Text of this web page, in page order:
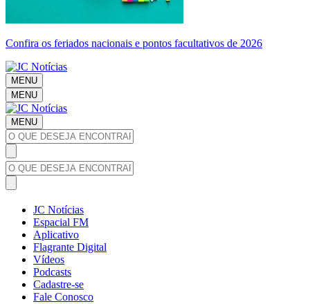
Confira os feriados nacionais e pontos facultativos de 2026
MENU
MENU
MENU
JC Notícias
Espacial FM
Aplicativo
Flagrante Digital
Vídeos
Podcasts
Cadastre-se
Fale Conosco